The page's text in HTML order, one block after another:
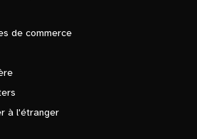
de commerce
à l'étranger